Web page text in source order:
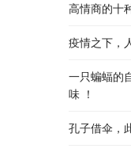
高情商的十
疫情之下，
一只蝙蝠的
味 ！
孔子借伞，